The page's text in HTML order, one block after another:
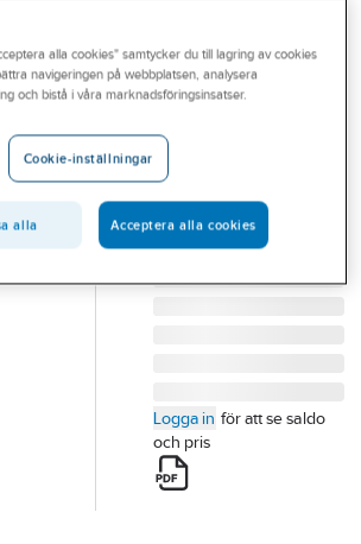
CJ
STROPPFÄSTE CJ TILL
LASTNÄT 10-PACK
Lev. artikelnr: 547214
Logga in för att se saldo
och pris
alla cookies" samtycker du till lagring av cookies
navigeringen på webbplatsen, analysera
och bistå i våra marknadsföringsinsatser.
Cookie-inställningar
alla Acceptera alla cookies